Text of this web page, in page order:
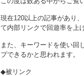
現在120以上の記事があり
て内部リンクで回遊率を上
また、キーワードを使い回
プできるかと思われます。
◆被リンク